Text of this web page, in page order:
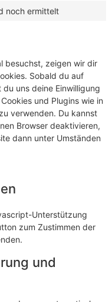
noch ermittelt
besuchst, zeigen wir dir
Sobald du auf
du uns deine Einwilligung
und Plugins wie in
verwenden. Du kannst
Browser deaktivieren,
dann unter Umständen
Unterstützung
zum Zustimmen der
und